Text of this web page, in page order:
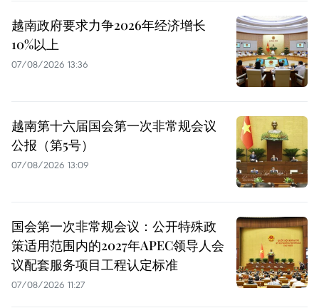
越南政府要求力争2026年经济增长
10%以上
07/08/2026 13:36
越南第十六届国会第一次非常规会议
公报（第5号）
07/08/2026 13:09
国会第一次非常规会议：公开特殊政
策适用范围内的2027年APEC领导人会
议配套服务项目工程认定标准
07/08/2026 11:27